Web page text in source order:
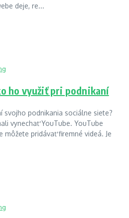
deje, re...
ho využiť pri podnikaní
svojho podnikania sociálne siete?
vynechať YouTube. YouTube
môžete pridávať firemné videá. Je